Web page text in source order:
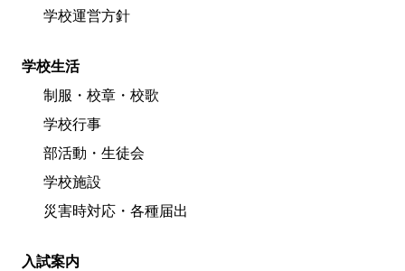
学校運営方針
学校生活
制服・校章・校歌
学校行事
部活動・生徒会
学校施設
災害時対応・各種届出
入試案内